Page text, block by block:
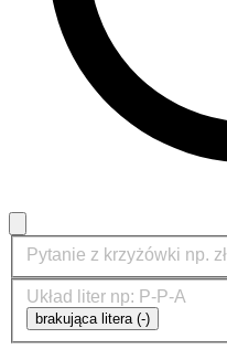
brakująca litera (-)